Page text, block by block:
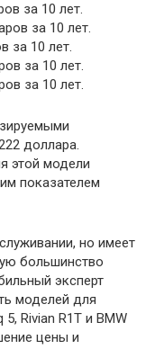
за 10 лет.
за 10 лет.
за 10 лет.
за 10 лет.
за 10 лет.
доллара.
этой модели
показателем
но имеет
большинство
эксперт
моделей для
Rivian R1T и BMW
цены и